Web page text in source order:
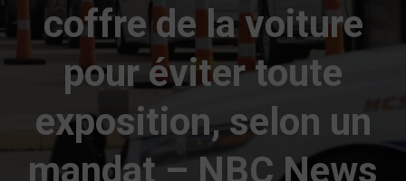
coffre de la voiture
pour éviter toute
exposition, selon un
mandat – NBC News